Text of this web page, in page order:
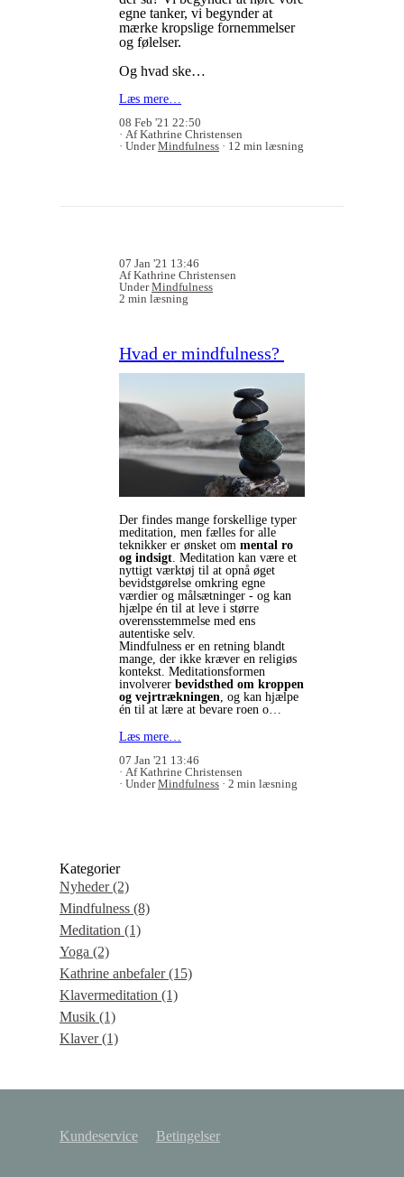
egne tanker, vi begynder at
mærke kropslige fornemmelser
og følelser.
Og hvad ske…
Læs mere…
08 Feb '21 22:50
Af Kathrine Christensen
UnderMindfulness 12 min læsning
07 Jan '21 13:46
Af Kathrine Christensen
UnderMindfulness
2 min læsning
Hvad er mindfulness?
Der findes mange forskellige typer
meditation, men fælles for alle
teknikker er ønsket om mental ro
og indsigt. Meditation kan være et
nyttigt værktøj til at opnå øget
bevidstgørelse omkring egne
værdier og målsætninger - og kan
hjælpe én til at leve i større
overensstemmelse med ens
autentiske selv.
Mindfulness er en retning blandt
mange, der ikke kræver en religiøs
kontekst. Meditationsformen
involverer bevidsthed om kroppen
og vejrtrækningen, og kan hjælpe
én til at lære at bevare roen o…
Læs mere…
07 Jan '21 13:46
Af Kathrine Christensen
UnderMindfulness 2 min læsning
Kategorier
Nyheder(2)
Mindfulness (8)
Meditation (1)
Yoga (2)
Kathrine anbefaler(15)
Klavermeditation (1)
Musik (1)
Klaver(1)
Kundeservice Betingelser